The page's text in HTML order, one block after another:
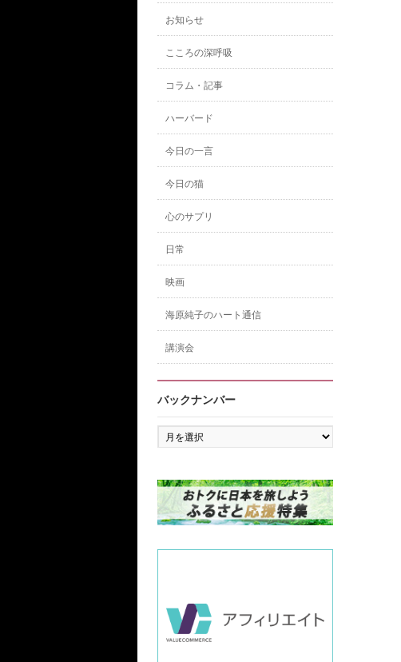
お知らせ
こころの深呼吸
コラム・記事
ハーバード
今日の一言
今日の猫
心のサプリ
日常
映画
海原純子のハート通信
講演会
バックナンバー
バ
ッ
ン
バ
ー